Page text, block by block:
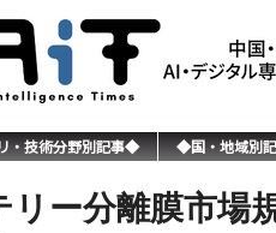
・技術分野別記事◆ ◆国・地域別
リー分離膜市場